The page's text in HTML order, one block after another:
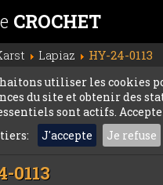
CROCHET
Lapiaz HY-24-0113
utiliser les cookies
du site et obtenir des
sont actifs.
J'accepte Je refuse
0113